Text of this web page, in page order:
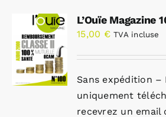
L’Ouïe Magazine
15,00 € TVA incluse
Sans expédition –
uniquement
recevrez un